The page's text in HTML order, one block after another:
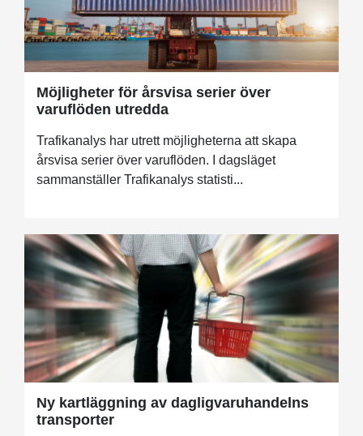
Möjligheter för årsvisa serier över
varuflöden utredda
Trafikanalys har utrett möjligheterna att skapa
årsvisa serier över varuflöden. I dagsläget
sammanställer Trafikanalys statisti...
Ny kartläggning av dagligvaruhandelns
transporter